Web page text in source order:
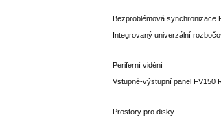
Bezproblémová synchronizace
Integrovaný univerzální
Periferní vidění
Vstupně-výstupní panel FV150
Prostory pro disky